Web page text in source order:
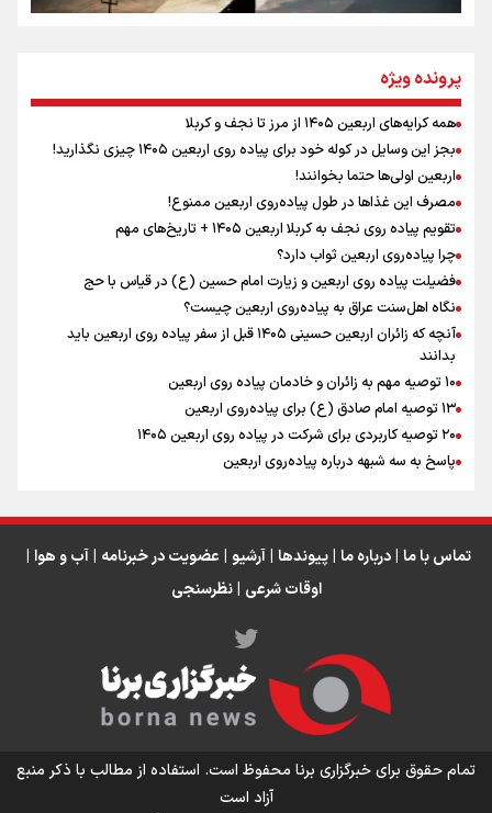
نگاه تمدنی رهبر شهید به فضای مجازی
رابطه کارگر و کارفرما در اندیشه رهبر شهید: از تضاد به
زوجیت
اینفو برنا / توصیه‌هایی طلایی برای پیاده روی اربعین
اینفو برنا / جدول کامل فاصله مرز شلمچه تا شهرهای زیارتی
عراق
اینفو برنا/ میزان مالیات بر ارزش افزوده چقدر است؟
پرونده ویژه
همه کرایه‌های اربعین ۱۴۰۵ از مرز تا نجف و کربلا
بجز این وسایل در کوله خود برای پیاده روی اربعین ۱۴۰۵ چیزی نگذارید!
اربعین اولی‌ها حتما بخوانند!
مصرف این غذاها در طول پیاده‌روی اربعین ممنوع!
تقویم پیاده روی نجف به کربلا اربعین ۱۴۰۵ + تاریخ‌های مهم
چرا پیاده‌روی اربعین ثواب دارد؟
فضیلت پیاده روی اربعین و زیارت امام حسین (ع) در قیاس با حج
نگاه اهل‌سنت عراق به پیاده‌روی اربعین چیست؟
آنچه که زائران اربعین حسینی ۱۴۰۵ قبل از سفر پیاده روی اربعین باید
بدانند
۱۰ توصیه مهم به زائران و خادمان پیاده روی اربعین
۱۳ توصیه امام صادق (ع) برای پیاده‌روی اربعین
۲۰ توصیه کاربردی برای شرکت در پیاده روی اربعین ۱۴۰۵
پاسخ به سه‌ شبهه درباره پیاده‌روی اربعین
تماس با ما | درباره ما | پیوندها | آرشیو | عضویت در خبرنامه | آب و هوا |
اوقات شرعی | نظرسنجی
تمام حقوق برای خبرگزاری برنا محفوظ است. استفاده از مطالب با ذکر منبع
آزاد است